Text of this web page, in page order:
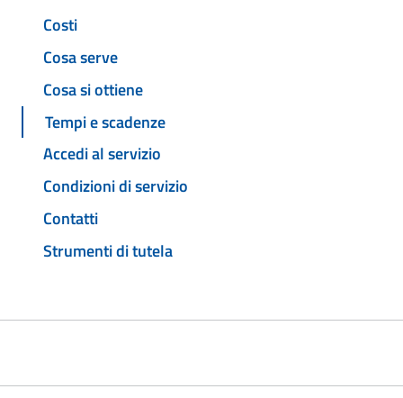
Costi
Cosa serve
Cosa si ottiene
Tempi e scadenze
Accedi al servizio
Condizioni di servizio
Contatti
Strumenti di tutela